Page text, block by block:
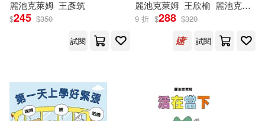
麗池克萊姆 王彥筑
$245 $350
試閱
麗池克萊姆 王欣榆 麗池克萊姆（
9 折 $288 $320
試閱